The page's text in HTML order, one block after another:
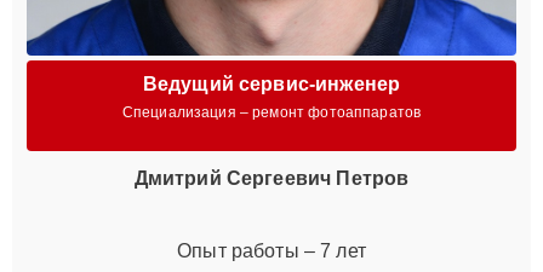
Ведущий сервис-инженер
Специализация – ремонт фотоаппаратов
Дмитрий Сергеевич Петров
Опыт работы – 7 лет